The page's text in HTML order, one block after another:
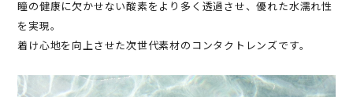
瞳の健康に欠かせない酸素をより多く透過させ、優れた水濡れ性
を実現。
着け心地を向上させた次世代素材のコンタクトレンズです。